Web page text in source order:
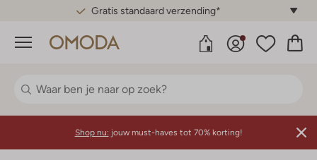
Gratis standaard verzending*
Menu
Shop nu: jouw must-haves tot 70% korting!